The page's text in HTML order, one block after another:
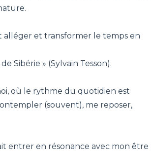
alléger et transformer le temps en
Sibérie » (Sylvain Tesson).
où le rythme du quotidien est
(souvent), me reposer,
entrer en résonance avec mon être